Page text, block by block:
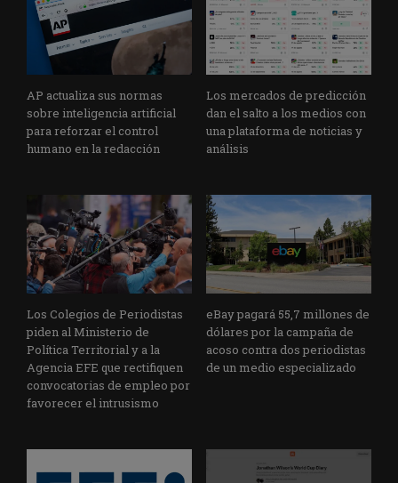
AP actualiza sus normas
sobre inteligencia artificial
para reforzar el control
humano en la redacción
Los mercados de predicción
dan el salto a los medios con
una plataforma de noticias y
análisis
Los Colegios de Periodistas
piden al Ministerio de
Política Territorial y a la
Agencia EFE que rectifiquen
convocatorias de empleo por
favorecer el intrusismo
eBay pagará 55,7 millones de
dólares por la campaña de
acoso contra dos periodistas
de un medio especializado